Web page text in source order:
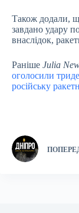
Також додали,
завдано удару
внаслідок,
Раніше Julia
оголосили
російську